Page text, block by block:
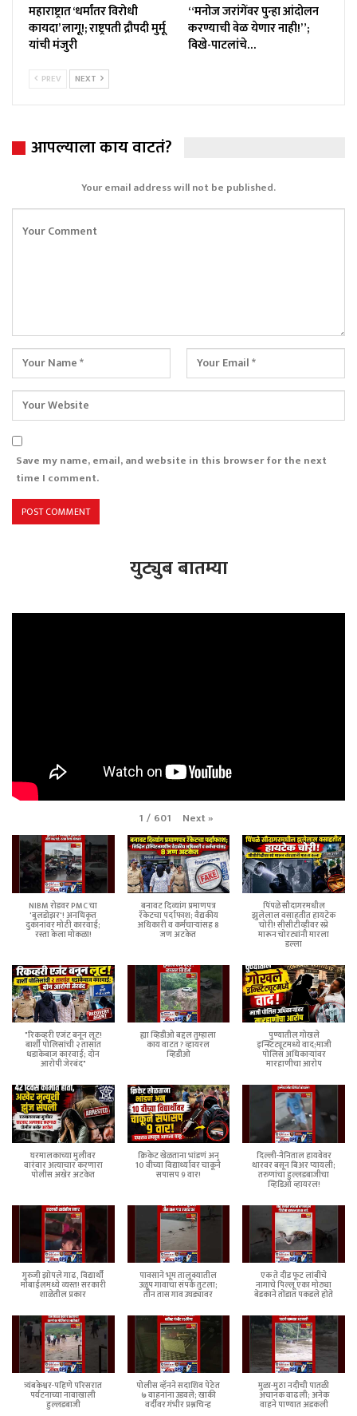
महाराष्ट्रात ‘धर्मांतर विरोधी
कायदा’ लागू!; राष्ट्रपती द्रौपदी मुर्मू
यांची मंजुरी
“मनोज जरांगेंवर पुन्हा आंदोलन
करण्याची वेळ येणार नाही!”;
विखे-पाटलांचे…
PREV NEXT
आपल्याला काय वाटतं?
Your email address will not be published.
Save my name, email, and website in this browser for the next
time I comment.
युट्युब बातम्या
1 / 601 Next»
NIBM रोडवर PMC चा
'बुलडोझर'! अनधिकृत
दुकानांवर मोठी कारवाई;
रस्ता केला मोकळा!
बनावट दिव्यांग प्रमाणपत्र
रॅकेटचा पर्दाफाश; वैद्यकीय
अधिकारी व कर्मचाऱ्यांसह 8
जण अटकेत
पिंपळे सौदागरमधील
झुलेलाल वसाहतीत हायटेक
चोरी! सीसीटीव्हीवर स्प्रे
मारून चोरट्यांनी मारला
डल्ला
"रिकव्हरी एजंट बनून लूट!
बार्शी पोलिसांची २ तासांत
धडाकेबाज कारवाई; दोन
आरोपी जेरबंद"
ह्या व्हिडीओ बद्दल तुम्हाला
काय वाटत ? व्हायरल
व्हिडीओ
पुण्यातील गोखले
इन्स्टिट्यूटमध्ये वाद;माजी
पोलिस अधिकाऱ्यांवर
मारहाणीचा आरोप
घरमालकाच्या मुलीवर
वारंवार अत्याचार करणारा
पोलीस अखेर अटकेत
क्रिकेट खेळताना भांडणं अन्
10 वीच्या विद्यार्थ्यावर चाकूने
सपासप 9 वार!
दिल्ली-नैनिताल हायवेवर
थारवर बसून बिअर प्यायली;
तरुणांचा हुल्लडबाजीचा
व्हिडिओ व्हायरल!
गुरुजी झोपले गाढ, विद्यार्थी
मोबाईलमध्ये व्यस्त! सरकारी
शाळेतील प्रकार
पावसाने भूम तालुक्यातील
उळूप गावाचा संपर्क तुटला;
तीन तास गाव उघड्यावर
एक ते दीड फूट लांबीचे
नागाचे पिल्लू एका मोठ्या
बेडकाने तोंडात पकडले होते
त्र्यंबकेश्वर-पहिणे परिसरात
पर्यटनाच्या नावाखाली
हुल्लडबाजी
पोलीस व्हॅनने सदाशिव पेठेत
७ वाहनांना उडवले; खाकी
वर्दीवर गंभीर प्रश्नचिन्ह
मुळा-मुठा नदीची पातळी
अचानक वाढली; अनेक
वाहने पाण्यात अडकली